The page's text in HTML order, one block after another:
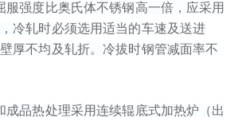
服强度比奥氏体不锈钢高一倍，应采用
冷轧时必须选用适当的车速及送进
厚不均及轧折。冷拔时钢管减面率不
成品热处理采用连续辊底式加热炉（出